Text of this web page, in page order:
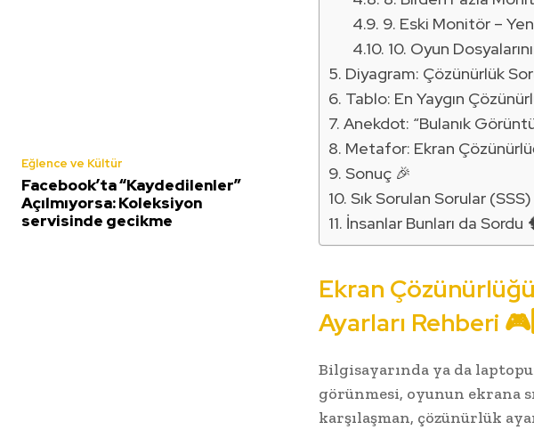
Eğlence ve Kültür
Facebook’ta “Kaydedilenler”
Açılmıyorsa: Koleksiyon
servisinde gecikme
9. Eski Monitör –
10. Oyun
Diyagram: Çözünürlük
Tablo: En Yaygın
Anekdot: “Bulanık
Metafor: Ekran
Sonuç 🎉
Sık Sorulan Sorular (SSS)
İnsanlar Bunları da Sordu
Ekran
Ayarları Rehberi
Bilgisayarında ya da
görünmesi, oyunun ekrana
karşılaşman, çözünürlük